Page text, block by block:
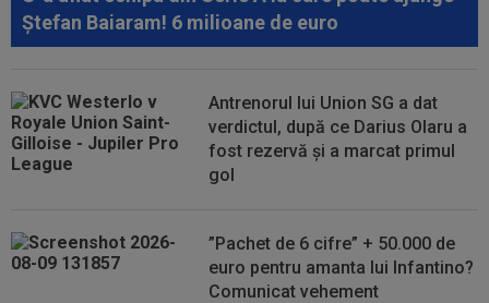
Ștefan Baiaram! 6 milioane de euro
Antrenorul lui Union SG a dat
verdictul, după ce Darius Olaru a
fost rezervă și a marcat primul
gol
”Pachet de 6 cifre” + 50.000 de
euro pentru amanta lui Infantino?
Comunicat vehement